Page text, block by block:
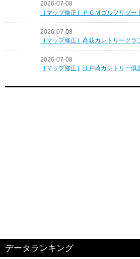
2026-07-08
［マップ修正］ＰＧＭゴルフリゾー
2026-07-08
［マップ修正］高萩カントリークラ
2026-07-08
［マップ修正］江戸崎カントリー倶
データランキング